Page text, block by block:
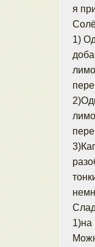
я
1)
1)на